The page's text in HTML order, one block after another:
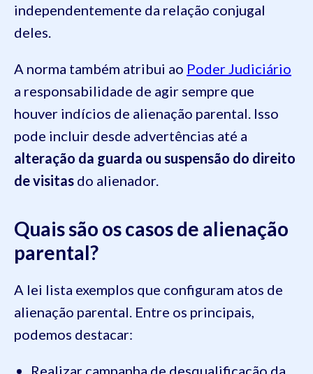
independentemente da relação conjugal
deles.
A norma também atribui ao Poder Judiciário
a responsabilidade de agir sempre que
houver indícios de alienação parental. Isso
pode incluir desde advertências até a
alteração da guarda ou suspensão do direito
de visitas do alienador.
Quais são os casos de alienação
parental?
A lei lista exemplos que configuram atos de
alienação parental. Entre os principais,
podemos destacar:
Realizar campanha de desqualificação da